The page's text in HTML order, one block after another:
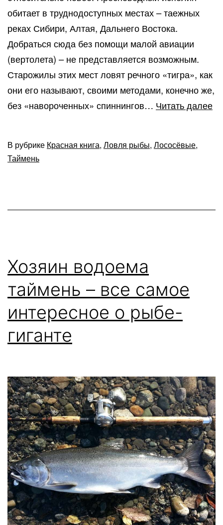
обитает в труднодоступных местах – таежных
реках Сибири, Алтая, Дальнего Востока.
Добраться сюда без помощи малой авиации
(вертолета) – не представляется возможным.
Старожилы этих мест ловят речного «тигра», как
они его называют, своими методами, конечно же,
без «навороченных» спиннингов… Читать далее
В рубрике Красная книга, Ловля рыбы, Лососёвые,
Таймень
Хозяин водоема
таймень – все самое
интересное о рыбе-
гиганте